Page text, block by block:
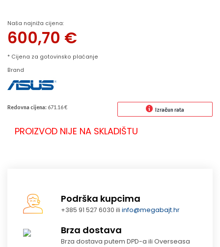
Naša najniža cijena:
600,70 €
* Cijena za gotovinsko plaćanje
Brand
Redovna cijena: 671.16 € Izračun rata
PROIZVOD NIJE NA SKLADIŠTU
Podrška kupcima
+385 91 527 6030 iliinfo@megabajt.hr
Brza dostava
Brza dostava putem DPD-a ili Overseasa